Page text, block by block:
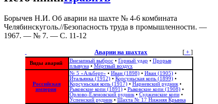
Борычев Н.И. Об аварии на шахте № 4-6 комбината
Челябинскуголь.//Безопасность труда в промышленности. —
1967. — № 7. — С. 11-12
[+ ]
Аварии на шахтах
Виды аварий Внезапный выброс• Горный удар • Прорыв
плывуна• Мёртвый воздух
Российская
империя
№ 5 «Альберт» • Иван (1898)• Иван (1905)•
Итальянка (1912)• Корсуньская копь (1899)•
Корсуньская копь (1917)• Нарневский рудник•
Рыковские копи (1891)• Рыковские копи (1908)•
Орлово-Еленовский рудник• Судженские копи•
Успенский рудник• Шахта № 17 Нижняя Крынка